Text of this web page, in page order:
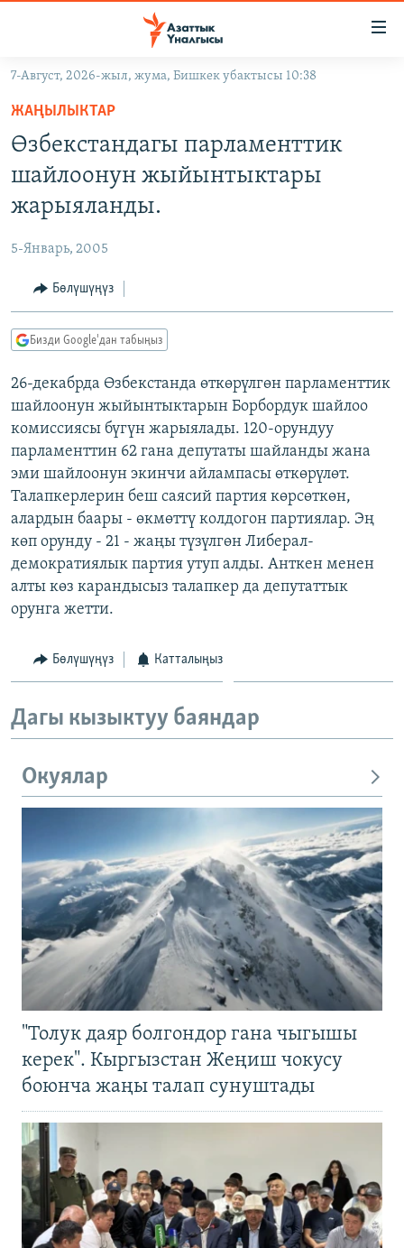
Навигацияга
өтүңүз
Издөөгө
салыңыз
КЫРГЫЗСТАН
МАДАНИЯТ
ТВ ПРОГРАММАЛАР
БҮГҮН АЗАТТЫКТА
ДАНИСТЕ
ЭЖЕ-СИҢДИЛЕР
АЗАТТЫК+
ЫҢГАЙСЫЗ СУРООЛОР
ПОДКАСТ
Русский
ОНЛАЙН ШЕРИНЕ
ЭЕ/АРнун бардык сайттары
7-Август, 2026-жыл, жума, Бишкек убактысы 10:38
ЖАҢЫЛЫКТАР
Өзбекстандагы парламенттик
шайлоонун жыйынтыктары
жарыяланды.
5-Январь, 2005
Бөлүшүңүз
Бизди Google'дан табыңыз
26-декабрда Өзбекстанда өткөрүлгөн парламенттик
шайлоонун жыйынтыктарын Борбордук шайлоо
комиссиясы бүгүн жарыялады. 120-орундуу
парламенттин 62 гана депутаты шайланды жана
эми шайлоонун экинчи айлампасы өткөрүлөт.
Талапкерлерин беш саясий партия көрсөткөн,
алардын баары - өкмөттү колдогон партиялар. Эң
көп орунду - 21 - жаңы түзүлгөн Либерал-
демократиялык партия утуп алды. Анткен менен
алты көз карандысыз талапкер да депутаттык
орунга жетти.
Бөлүшүңүз Катталыңыз
Дагы кызыктуу баяндар
Окуялар
"Толук даяр болгондор гана чыгышы
керек". Кыргызстан Жеңиш чокусу
боюнча жаңы талап сунуштады